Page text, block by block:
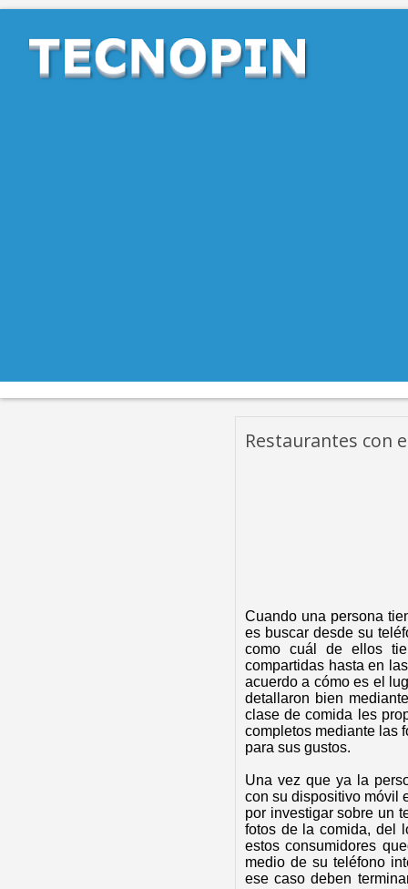
Restaurantes con
Cuando una persona
es buscar desde su
como cuál de ellos
compartidas hasta en
acuerdo a cómo es el
detallaron bien
clase de comida les
completos mediante las
para sus gustos.
Una vez que ya la
con su dispositivo móvil
por investigar sobre un
fotos de la comida, del
estos consumidores
medio de su teléfono
ese caso deben